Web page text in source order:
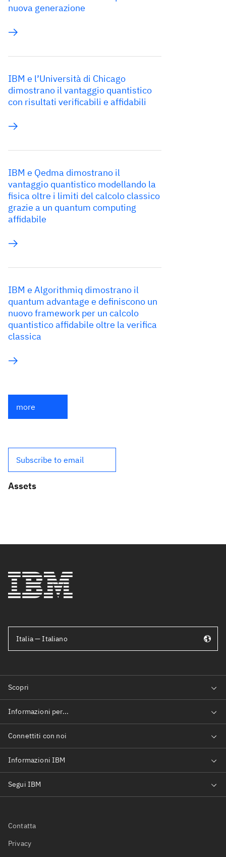
nuova generazione
IBM e l’Università di Chicago
dimostrano il vantaggio quantistico
con risultati verificabili e affidabili
IBM e Qedma dimostrano il
vantaggio quantistico modellando la
fisica oltre i limiti del calcolo classico
grazie a un quantum computing
affidabile
IBM e Algorithmiq dimostrano il
quantum advantage e definiscono un
nuovo framework per un calcolo
quantistico affidabile oltre la verifica
classica
more
Subscribe to email
Assets
Italia — Italiano
Contatta
Privacy